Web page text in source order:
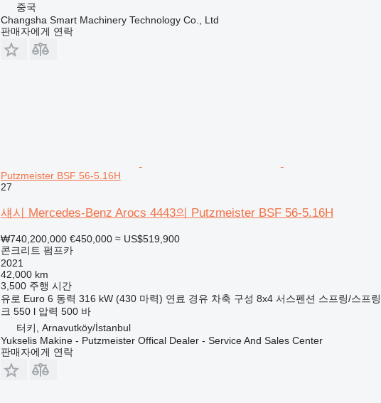
중국
Changsha Smart Machinery Technology Co., Ltd
판매자에게 연락
Putzmeister BSF 56-5.16H
27
섀시 Mercedes-Benz Arocs 4443의 Putzmeister BSF 56-5.16H
₩740,200,000 €450,000 ≈ US$519,900
콘크리트 펌프카
2021
42,000 km
3,500 주행 시간
유로 Euro 6 동력 316 kW (430 마력) 연료 경유 차축 구성 8x4 서스펜션 스프링/스프링
크 550 l 압력 500 바
터키, Arnavutköy/İstanbul
Yukselis Makine - Putzmeister Offical Dealer - Service And Sales Center
판매자에게 연락